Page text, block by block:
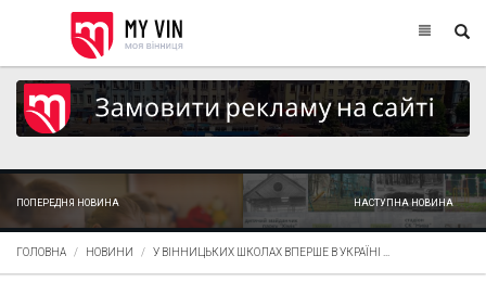
ПОПЕРЕДНЯ НОВИНА НАСТУПНА НОВИНА
ГОЛОВНА НОВИНИ У ВІННИЦЬКИХ ШКОЛАХ ВПЕРШЕ В УКРАЇНІ ...